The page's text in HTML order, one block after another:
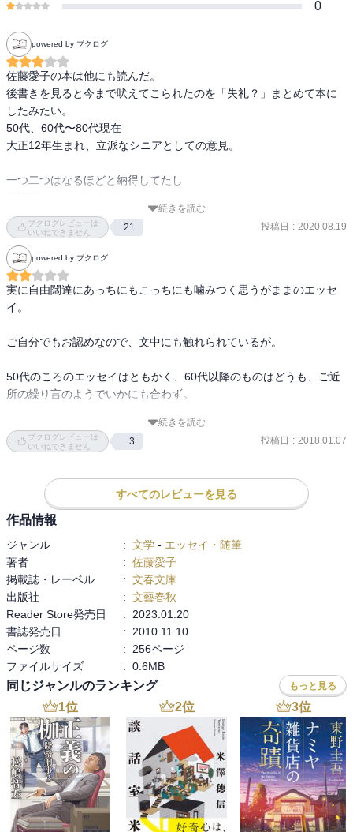
0
powered by ブクログ
佐藤愛子の本は他にも読んだ。
後書きを見ると今まで吠えてこられたのを「失礼？」まとめて本に
したみたい。
50代、60代〜80代現在
大正12年生まれ、立派なシニアとしての意見。
一つ二つはなるほどと納得してたし
こうまとめて読んでいくと、知ってるだけに
お腹いっぱい感が満載。
老衰、病苦、そして必ずやってくる、死に対して
正面きって受けてたってらっしゃる
猪年それも、五黄の猪らしく
山のような借金を見事返し
恥ずかしながら私目も猪
逆に自分が吠えてる時
前にして寡黙になるのか！
とにかくうかつなことはいえない。
逡巡したり、迷ってる人に取っては
いい人生案内になるかも。
続きを読む
ブクログレビューは
いいねできません
21 投稿日 : 2020.08.19
powered by ブクログ
実に自由闊達にあっちにもこっちにも噛みつく思うがままのエッセ
イ。
ご自分でもお認めなので、文中にも触れられているが。
50代のころのエッセイはともかく、60代以降のものはどうも、ご近
所の繰り言のようでいかにも合わず。
年古りて読んでみたいと思います。続きを読む
ブクログレビューは
いいねできません
3 投稿日 : 2018.01.07
すべてのレビューを見る
作品情報
ジャンル : 文学 - エッセイ・随筆
著者
: 佐藤愛子
掲載誌・レーベル
: 文春文庫
出版社
: 文藝春秋
Reader Store発売日
:
2023.01.20
書誌発売日
:
2010.11.10
ページ数
:
256ページ
ファイルサイズ
: 0.6MB
同じジャンルのランキング もっと見る
1位 2位 3位